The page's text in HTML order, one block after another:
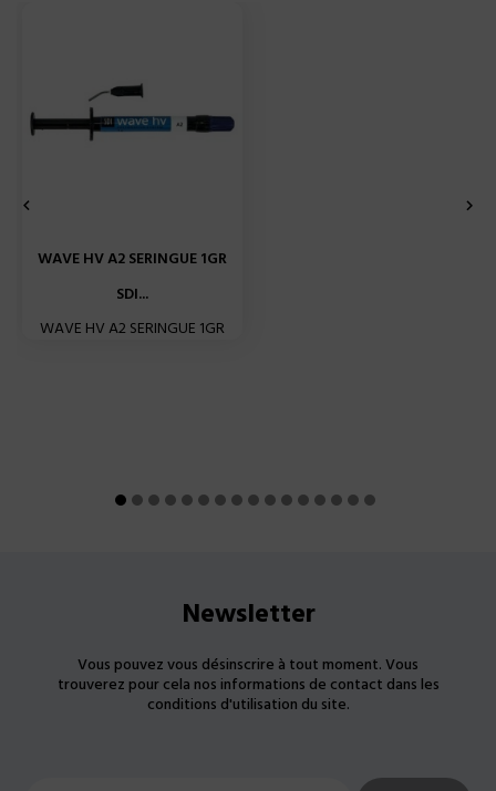
WAVE HV A2 SERINGUE 1GR
SDI...
WAVE HV A2 SERINGUE 1GR
 
Newsletter
Vous pouvez vous désinscrire à tout moment. Vous
trouverez pour cela nos informations de contact dans les
conditions d'utilisation du site.